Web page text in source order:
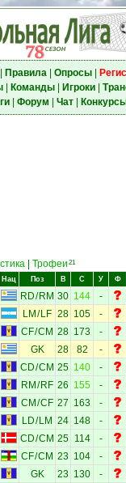
Правила| Опросы|
| Команды| Игроки|
| Форум Чат|
Трофеи 21
Нац Поз В С У Ф
RD/ RM 30 144 -
LM / LF 28 105 -
CF/CM 28 173 -
GK 28 82 -
CD/CM 25 140 -
RM / RF 26 155 -
CM /CF 27 163 -
LD/ LM 24 148 -
CD/CM 25 114 -
CF/CM 23 104 -
GK 23 130 -